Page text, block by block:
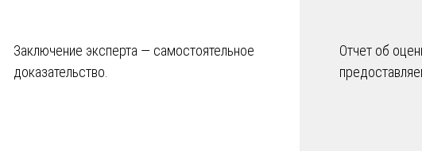
Заключение эксперта — самостоятельное
доказательство.
Отчет об